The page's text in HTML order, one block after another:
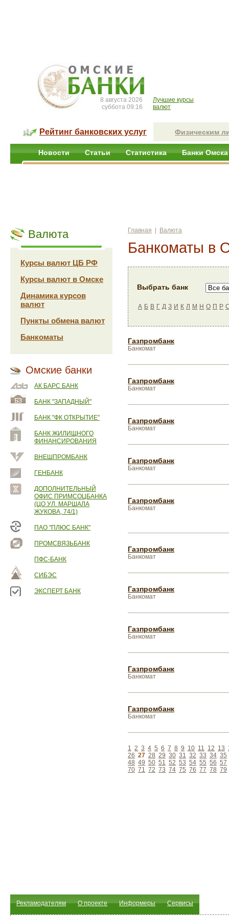
8 августа 2026
суббота 09:16
Лучшие курсы
валют
Рейтинг банковских услуг Физическим
Новости Статьи Статистика Банки Омска
Валюта
Курсы валют ЦБ РФ
Курсы валют в Омске
Динамика курсов
валют
Пункты обмена валют
Банкоматы
Омские банки
АК БАРС БАНК
БАНК "ЗАПАДНЫЙ"
БАНК "ФК ОТКРЫТИЕ"
БАНК ЖИЛИЩНОГО
ФИНАНСИРОВАНИЯ
ВНЕШПРОМБАНК
ГЕНБАНК
ДОПОЛНИТЕЛЬНЫЙ
ОФИС ПРИМСОЦБАНКА
(ЦО УЛ. МАРШАЛА
ЖУКОВА, 74/1)
ПАО "ПЛЮС БАНК"
ПРОМСВЯЗЬБАНК
ПФС-БАНК
СИБЭС
ЭКСПЕРТ БАНК
Главная Валюта
Банкоматы в
Выбрать банк
А Б В Г Д З И К Л М Н О П Р
Газпромбанк
Банкомат
Газпромбанк
Банкомат
Газпромбанк
Банкомат
Газпромбанк
Банкомат
Газпромбанк
Банкомат
Газпромбанк
Банкомат
Газпромбанк
Банкомат
Газпромбанк
Банкомат
Газпромбанк
Банкомат
Газпромбанк
Банкомат
1 2 3 4 5 6 7 8 9 10 11 12 13
26 27 28 29 30 31 32 33 34 35
48 49 50 51 52 53 54 55 56 57
70 71 72 73 74 75 76 77 78 79
Рекламодателям О проекте Информеры Сервисы